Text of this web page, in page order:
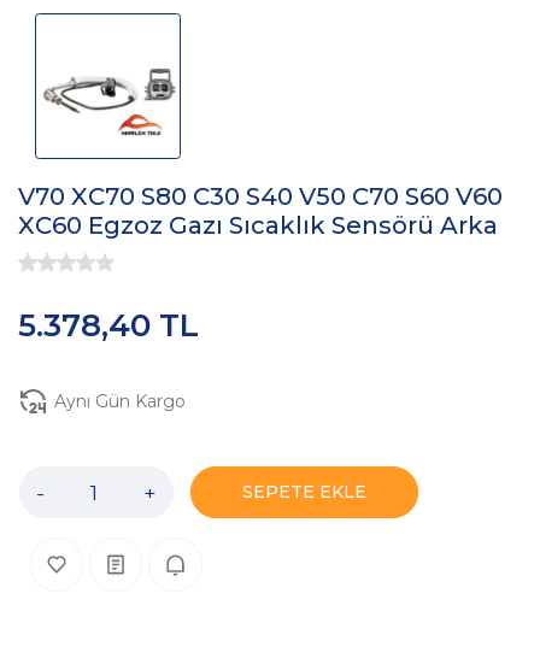
V70 XC70 S80 C30 S40 V50 C70 S60 V60
XC60 Egzoz Gazı Sıcaklık Sensörü Arka
5.378,40 TL
Aynı Gün Kargo
- + SEPETE EKLE